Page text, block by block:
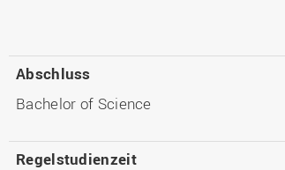
Abschluss
Bachelor of Science
Regelstudienzeit